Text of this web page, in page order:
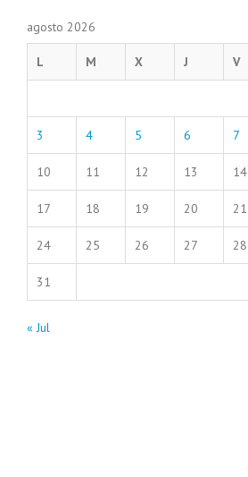
agosto 2026
L M X J V
3 4 5 6 7
10 11 12 13 14
17 18 19 20 21
24 25 26 27 28
31
« Jul